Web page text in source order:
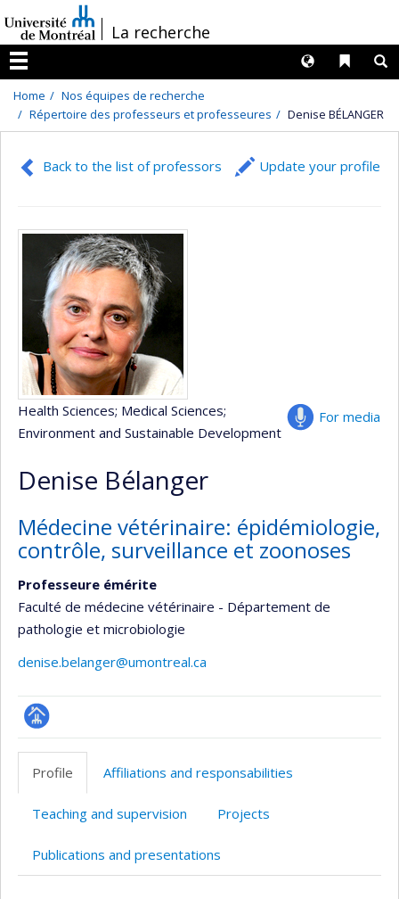
au
contenu
/La recherche
Menu
Liens
Langues
Home
Nos équipes de recherche
Répertoire des professeurs et professeures
Denise BÉLANGER
Back to the list of professors Update your profile
For media
Health Sciences; Medical Sciences;
Environment and Sustainable Development
Denise Bélanger
Médecine vétérinaire: épidémiologie,
contrôle, surveillance et zoonoses
Professeure émérite
Faculté de médecine vétérinaire - Département de
pathologie et microbiologie
denise.belanger@umontreal.ca
Page
professionnelle
Profile Affiliations and responsabilities
Teaching and supervision Projects
Publications and presentations